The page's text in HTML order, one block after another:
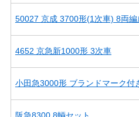
50027 京成 3700形(1次車) 8両編
4652 京急新1000形 3次車
小田急3000形 ブランドマーク付